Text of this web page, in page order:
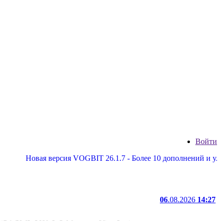
Войти
Новая версия VOGBIT 26.1.7 - Более 10 дополнений и
06.08.2026 14:27